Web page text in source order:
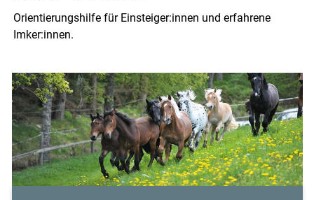
Orientierungshilfe für Einsteiger:innen und erfahrene
Imker:innen.